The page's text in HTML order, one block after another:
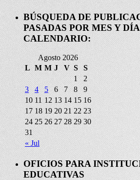
BÚSQUEDA DE
PASADAS POR MES Y
CALENDARIO:
Agosto 2026
L M M J V S S
« Jul
1
2
3
4 5 6 7 8
9
10 11 12 13 14 15 16
17 18 19 20 21 22 23
24 25 26 27 28 29 30
31
OFICIOS PARA
EDUCATIVAS